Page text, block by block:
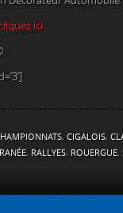
ici.
, CIGALOIS,
, RALLYES, ROUERGUE,